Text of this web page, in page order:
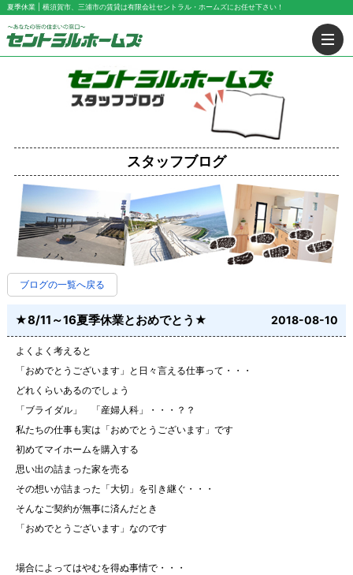
夏季休業 | 横須賀市、三浦市の賃貸は有限会社セントラル・ホームズにお任せ下さい！
スタッフブログ
ブログの一覧へ戻る
★8/11～16夏季休業とおめでとう★ 2018-08-10
よくよく考えると
「おめでとうございます」と日々言える仕事って・・・
どれくらいあるのでしょう
「ブライダル」 「産婦人科」・・・？？
私たちの仕事も実は「おめでとうございます」です
初めてマイホームを購入する
思い出の詰まった家を売る
その想いが詰まった「大切」を引き継ぐ・・・
そんなご契約が無事に済んだとき
「おめでとうございます」なのです
場合によってはやむを得ぬ事情で・・・